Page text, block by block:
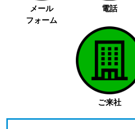
メール
フォーム
電話
ご来社